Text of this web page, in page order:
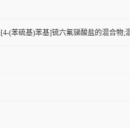
(苯硫基)苯基]锍六氟锑酸盐的混合物;